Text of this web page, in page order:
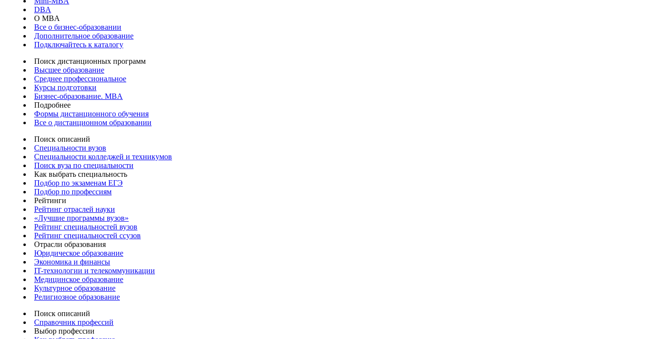
DBA
О MBA
Все о бизнес-образовании
Дополнительное образование
Подключайтесь к каталогу
Поиск дистанционных программ
Высшее образование
Среднее профессиональное
Курсы подготовки
Бизнес-образование. MBA
Подробнее
Формы дистанционного обучения
Все о дистанционном образовании
Поиск описаний
Специальности вузов
Специальности колледжей и техникумов
Поиск вуза по специальности
Как выбрать специальность
Подбор по экзаменам ЕГЭ
Подбор по профессиям
Рейтинги
Рейтинг отраслей науки
«Лучшие программы вузов»
Рейтинг специальностей вузов
Рейтинг специальностей ссузов
Отрасли образования
Юридическое образование
Экономика и финансы
IT-технологии и телекоммуникации
Медицинское образование
Культурное образование
Религиозное образование
Поиск описаний
Справочник профессий
Выбор профессии